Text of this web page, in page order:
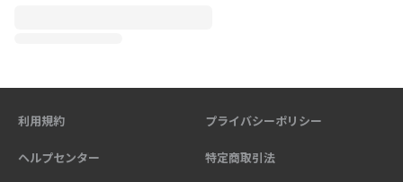
利用規約 プライバシーポリシー
ヘルプセンター 特定商取引法